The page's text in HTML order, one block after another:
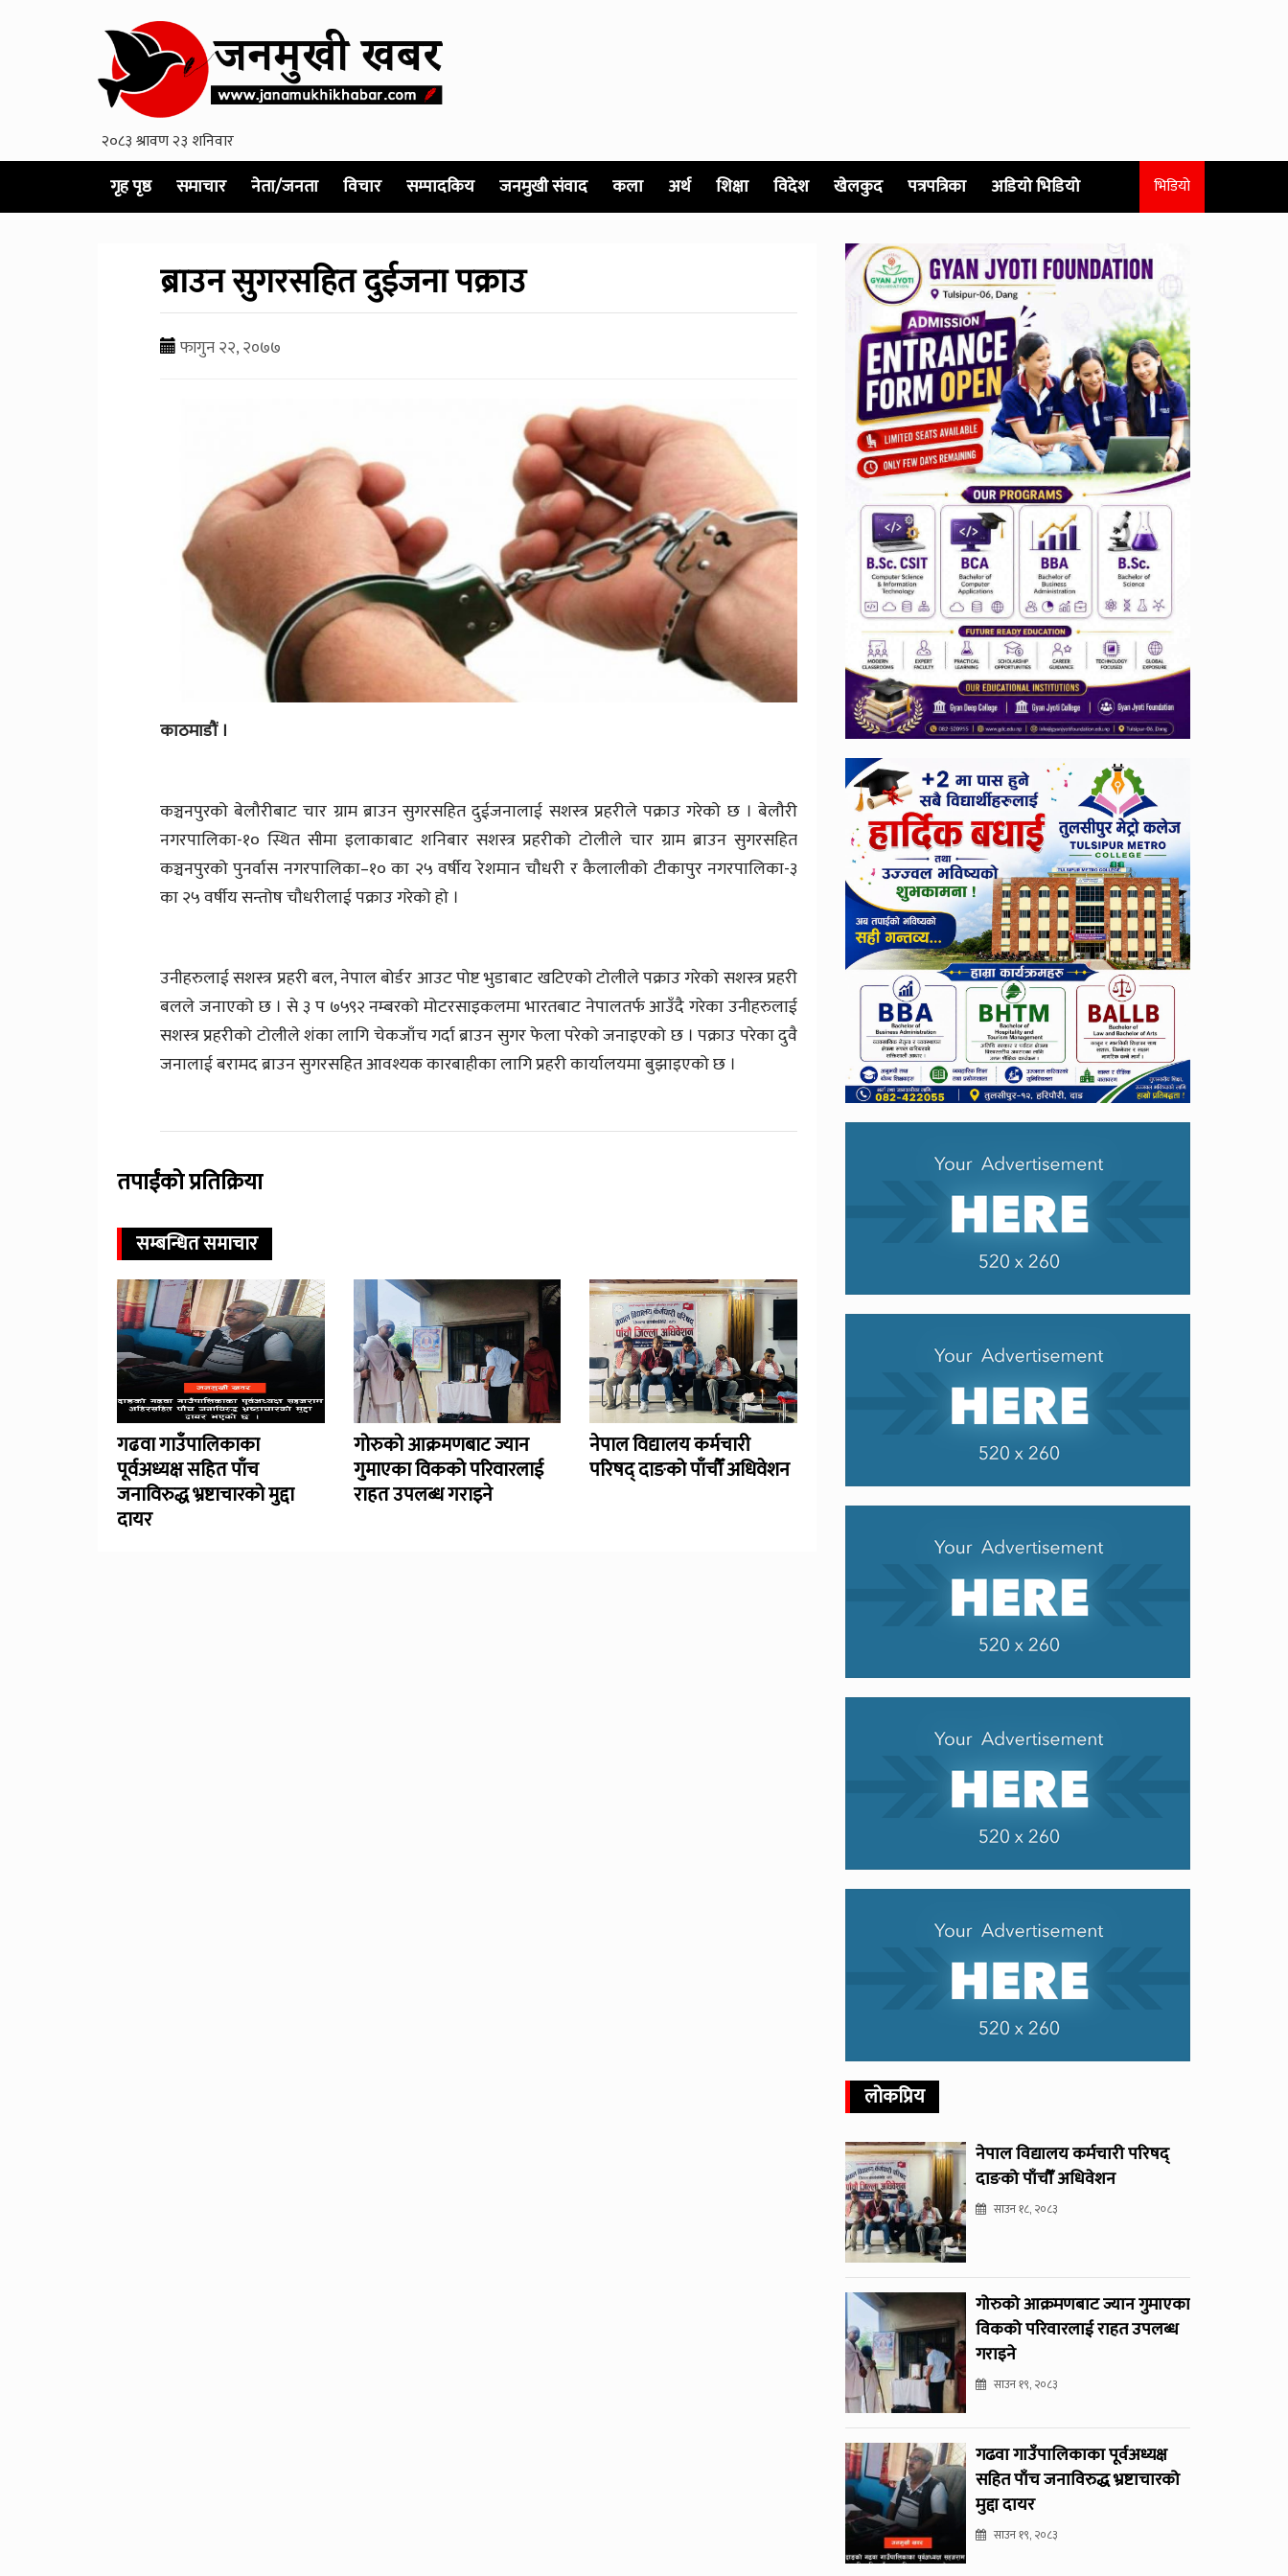
गृह पृष्ठ समाचार नेता/जनता विचार सम्पादकिय जनमुखी संवाद कला अर्थ शिक्षा विदेश खेलकुद पत्रपत्रिका अडियो भिडियो भिडियो
ब्राउन सुगरसहित दुईजना पक्राउ
फागुन २२, २०७७
काठमाडौं ।
कञ्चनपुरको बेलौरीबाट चार ग्राम ब्राउन सुगरसहित दुईजनालाई सशस्त्र प्रहरीले पक्राउ गरेको छ । बेलौरी
नगरपालिका-१० स्थित सीमा इलाकाबाट शनिबार सशस्त्र प्रहरीको टोलीले चार ग्राम ब्राउन सुगरसहित
कञ्चनपुरको पुनर्वास नगरपालिका–१० का २५ वर्षीय रेशमान चौधरी र कैलालीको टीकापुर नगरपालिका-३
का २५ वर्षीय सन्तोष चौधरीलाई पक्राउ गरेको हो ।
उनीहरुलाई सशस्त्र प्रहरी बल, नेपाल बोर्डर आउट पोष्ट भुडाबाट खटिएको टोलीले पक्राउ गरेको सशस्त्र प्रहरी
बलले जनाएको छ । से ३ प ७५९२ नम्बरको मोटरसाइकलमा भारतबाट नेपालतर्फ आउँदै गरेका उनीहरुलाई
सशस्त्र प्रहरीको टोलीले शंका लागि चेकजाँच गर्दा ब्राउन सुगर फेला परेको जनाइएको छ । पक्राउ परेका दुवै
जनालाई बरामद ब्राउन सुगरसहित आवश्यक कारबाहीका लागि प्रहरी कार्यालयमा बुझाइएको छ ।
तपाईंको प्रतिक्रिया
सम्बन्धित समाचार
गढवा गाउँपालिकाका
पूर्वअध्यक्ष सहित पाँच
जनाविरुद्ध भ्रष्टाचारको मुद्दा
दायर
गोरुको आक्रमणबाट ज्यान
गुमाएका विकको परिवारलाई
राहत उपलब्ध गराइने
नेपाल विद्यालय कर्मचारी
परिषद् दाङको पाँचौँ अधिवेशन
लोकप्रिय
नेपाल विद्यालय कर्मचारी परिषद्
दाङको पाँचौँ अधिवेशन
साउन १८, २०८३
गोरुको आक्रमणबाट ज्यान गुमाएका
विकको परिवारलाई राहत उपलब्ध
गराइने
साउन १९, २०८३
गढवा गाउँपालिकाका पूर्वअध्यक्ष
सहित पाँच जनाविरुद्ध भ्रष्टाचारको
मुद्दा दायर
साउन १९, २०८३